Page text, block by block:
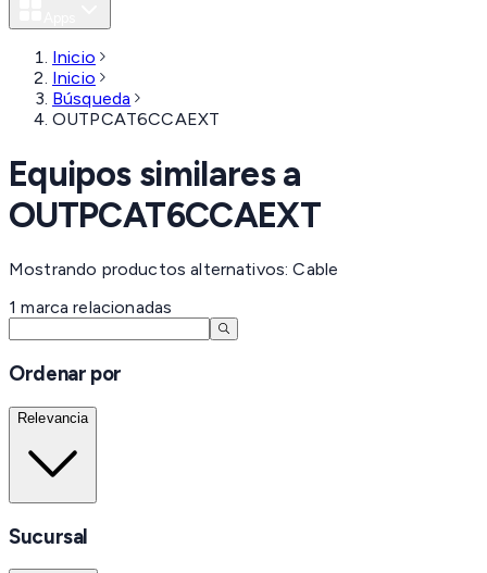
Inicio
Inicio
Búsqueda
OUTPCAT6CCAEXT
Equipos similares a
OUTPCAT6CCAEXT
Mostrando productos alternativos: Cable
1 marca relacionadas
Ordenar por
Relevancia
Sucursal